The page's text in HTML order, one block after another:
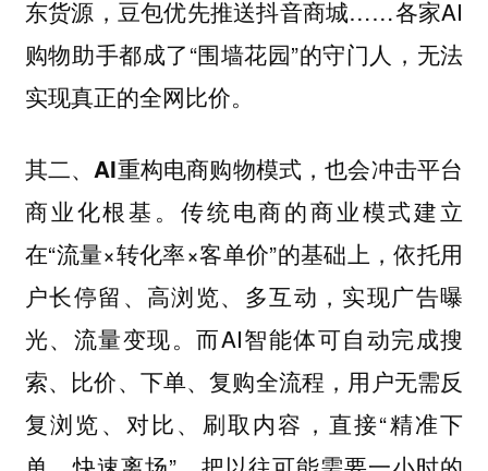
东货源，豆包优先推送抖音商城……各家AI
购物助手都成了“围墙花园”的守门人，无法
实现真正的全网比价。
其二、AI重构电商购物模式，也会冲击平台
商业化根基。 传统电商的商业模式建立
在“流量×转化率×客单价”的基础上，依托用
户长停留、高浏览、多互动，实现广告曝
光、流量变现。而AI智能体可自动完成搜
索、比价、下单、复购全流程，用户无需反
复浏览、对比、刷取内容，直接“精准下